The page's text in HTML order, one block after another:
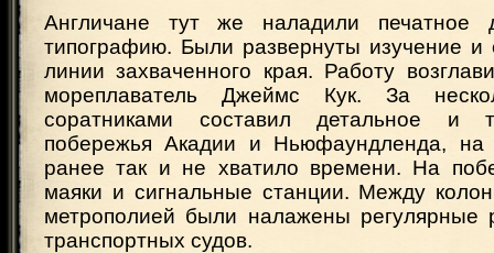
Англичане тут же наладили
типографию. Были развернуты изучение и
линии захваченного края. Работу
мореплаватель Джеймс Кук. За
соратниками составил детальное и
побережья Акадии и Ньюфаундленда, на
ранее так и не хватило времени. На
маяки и сигнальные станции. Между
метрополией были налажены регулярные
транспортных судов.